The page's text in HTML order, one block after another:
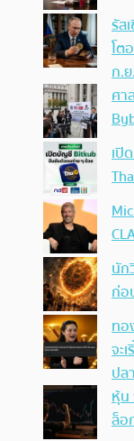
รัส
โต
ก.
ศา
เปิ
นัก
ก่อ
ทอ
จะ
ปล
หุ้น
ล็อ